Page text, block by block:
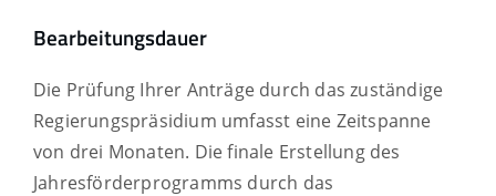
Bearbeitungsdauer
Die Prüfung Ihrer Anträge durch das zuständige
Regierungspräsidium umfasst eine Zeitspanne
von drei Monaten. Die finale Erstellung des
Jahresförderprogramms durch das